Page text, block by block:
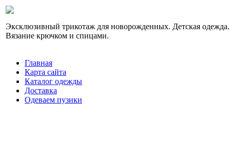
Эксклюзивный трикотаж для новорожденных. Детская одежда.
Вязание крючком и спицами.
Главная
Карта сайта
Каталог одежды
Доставка
Одеваем пузики